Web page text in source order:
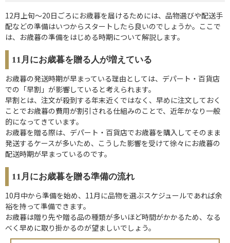
12月上旬～20日ごろにお歳暮を届けるためには、品物選びや配送手
配などの準備はいつからスタートしたら良いのでしょうか。ここで
は、お歳暮の準備をはじめる時期について解説します。
11月にお歳暮を贈る人が増えている
お歳暮の発送時期が早まっている理由としては、デパート・百貨店
での「早割」が影響していると考えられます。
早割とは、注文が殺到する年末近くではなく、早めに注文しておく
ことでお歳暮の費用が割引される仕組みのことで、近年かなり一般
的になってきています。
お歳暮を贈る際は、デパート・百貨店でお歳暮を購入してそのまま
発送するケースが多いため、こうした影響を受けて徐々にお歳暮の
配送時期が早まっているのです。
11月にお歳暮を贈る準備の流れ
10月中から準備を始め、11月に品物を選ぶスケジュールであれば余
裕を持って準備できます。
お歳暮は贈り先や贈る品の種類が多いほど時間がかかるため、なる
べく早めに取り掛かるのが望ましいでしょう。